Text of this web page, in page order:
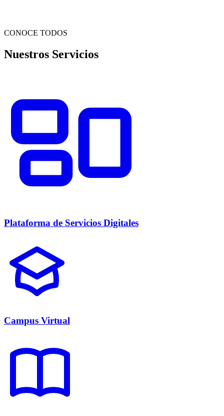
CONOCE TODOS
Nuestros Servicios
Plataforma de Servicios Digitales
Campus Virtual